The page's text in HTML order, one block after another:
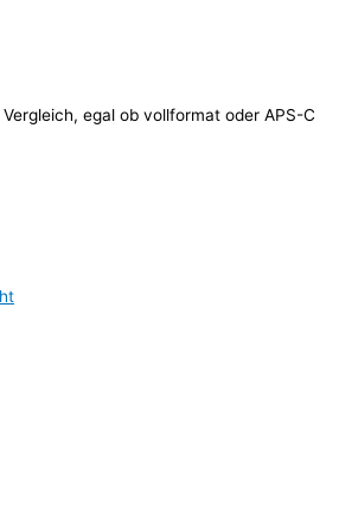
egal ob vollformat oder APS-C